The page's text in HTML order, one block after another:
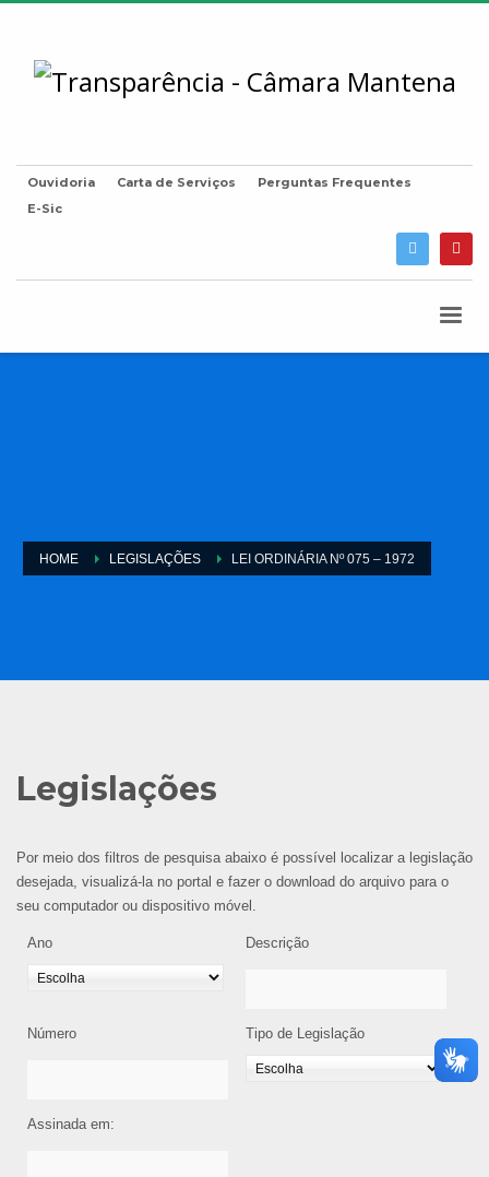
Ouvidoria Carta de Serviços
Perguntas Frequentes
E-Sic
HOME LEGISLAÇÕES LEI ORDINÁRIA Nº 075 – 1972
Legislações
Por meio dos filtros de pesquisa abaixo é possível localizar a legislação
desejada, visualizá-la no portal e fazer o download do arquivo para o
seu computador ou dispositivo móvel.
Ano Descrição
Número Tipo de Legislação
Assinada em: